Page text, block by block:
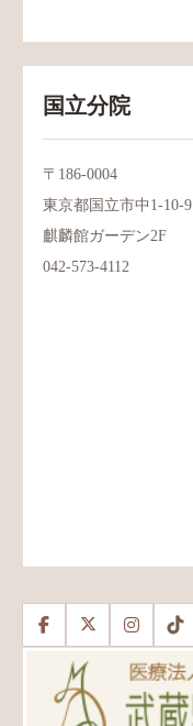
国立分院
〒186-0004
東京都国立市中1-10-9
麒麟館ガーデン2F
042-573-4112